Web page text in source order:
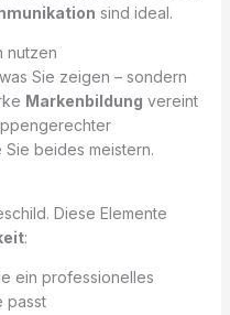
sind ideal.
nutzen
Sie zeigen – sondern
Markenbildung vereint
beides meistern.
Diese Elemente
:
ein professionelles
passt